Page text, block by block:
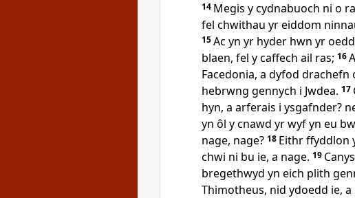
14 Megis y cydnabuoch ni o
fel chwithau yr eiddom
15Ac yn yr hyder hwn yr
blaen, fel y caffech ail ras; 16
Facedonia, a dyfod drachefn
hebrwng gennych i Jwdea. 17
hyn, a arferais i ysgafnder?
yn ôl y cnawd yr wyf yn eu
nage, nage? 18 Eithr ffyddlon
chwi ni bu ie, a nage. 19
bregethwyd yn eich plith
Thimotheus, nid ydoedd ie,